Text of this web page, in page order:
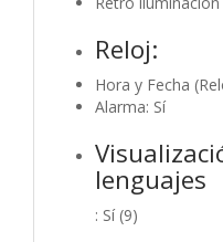
Reloj:
Hora y Fecha
Alarma: Sí
lenguajes
: Sí (9)